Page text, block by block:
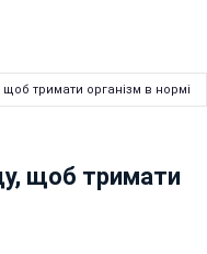
тримати організм в нормі
щоб тримати